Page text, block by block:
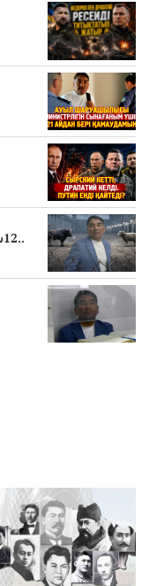
12سادىربايدىتاعىسى كەلە12نجىلعاۇقا مەس..